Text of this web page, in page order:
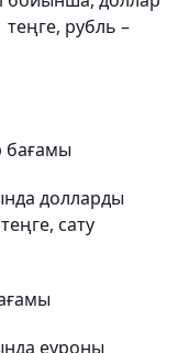
теңге, рубль –
бағамы
долларды
сату
еуроны